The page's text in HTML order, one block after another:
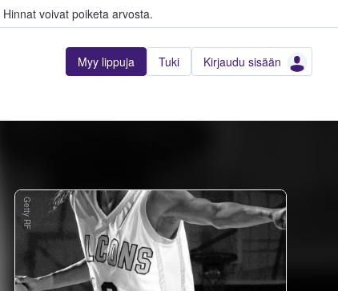
Hinnat voivat poiketa arvosta.
Myy lippuja Tuki Kirjaudu sisään
Getty RF